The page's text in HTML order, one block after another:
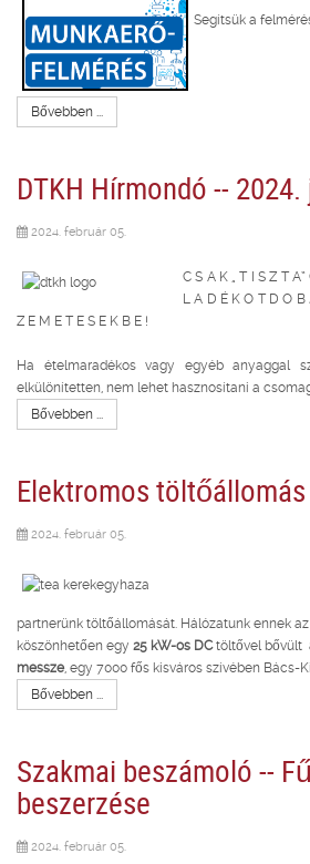
Segítsük a
Bővebben ...
DTKH Hírmondó --
2024. február 05.
C S A K „ T I S Z T
L A D É K O T D O B
Z E M E T E S E K B E !
Ha ételmaradékos vagy egyéb anyaggal
elkülönítetten, nem lehet hasznosítani a
Bővebben ...
Elektromos töltőállomás
2024. február 05.
partnerünk töltőállomását. Hálózatunk ennek
köszönhetően egy 25 kW-os DCtöltővel bővült
messze, egy 7000 fős kisváros szívében Bács-
Bővebben ...
Szakmai beszámoló --
beszerzése
2024. február 05.